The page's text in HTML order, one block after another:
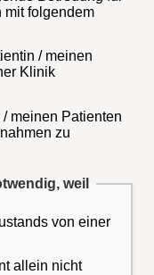
mit folgendem
/ meinen
Klinik
meinen Patienten
zu
weil
von einer
allein nicht